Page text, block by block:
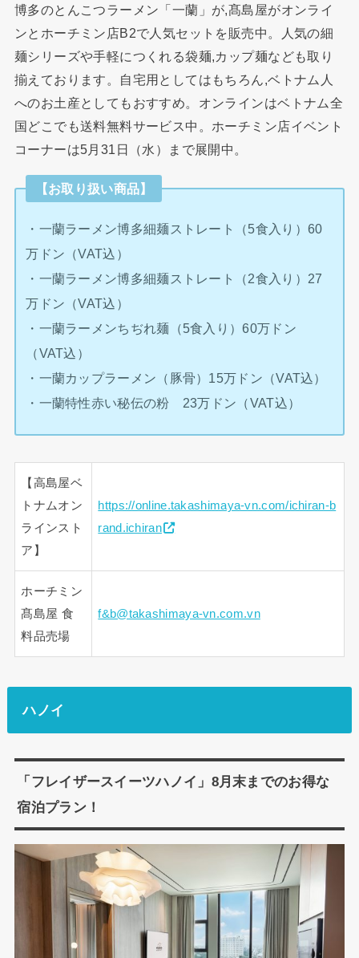
博多のとんこつラーメン「一蘭」が,髙島屋がオンライ
ンとホーチミン店B2で人気セットを販売中。人気の細
麺シリーズや手軽につくれる袋麺,カップ麺なども取り
揃えております。自宅用としてはもちろん,ベトナム人
へのお土産としてもおすすめ。オンラインはベトナム全
国どこでも送料無料サービス中。ホーチミン店イベント
コーナーは5月31日（水）まで展開中。
【お取り扱い商品】
・一蘭ラーメン博多細麺ストレート（5食入り）60
万ドン（VAT込）
・一蘭ラーメン博多細麺ストレート（2食入り）27
万ドン（VAT込）
・一蘭ラーメンちぢれ麺（5食入り）60万ドン
（VAT込）
・一蘭カップラーメン（豚骨）15万ドン（VAT込）
・一蘭特性赤い秘伝の粉 23万ドン（VAT込）
【高島屋ベ
トナムオン
ラインスト
ア】
https://online.takashimaya-vn.com/ichiran-b
rand.ichiran
ホーチミン
髙島屋 食
料品売場
f&b@takashimaya-vn.com.vn
ハノイ
「フレイザースイーツハノイ」8月末までのお得な
宿泊プラン！